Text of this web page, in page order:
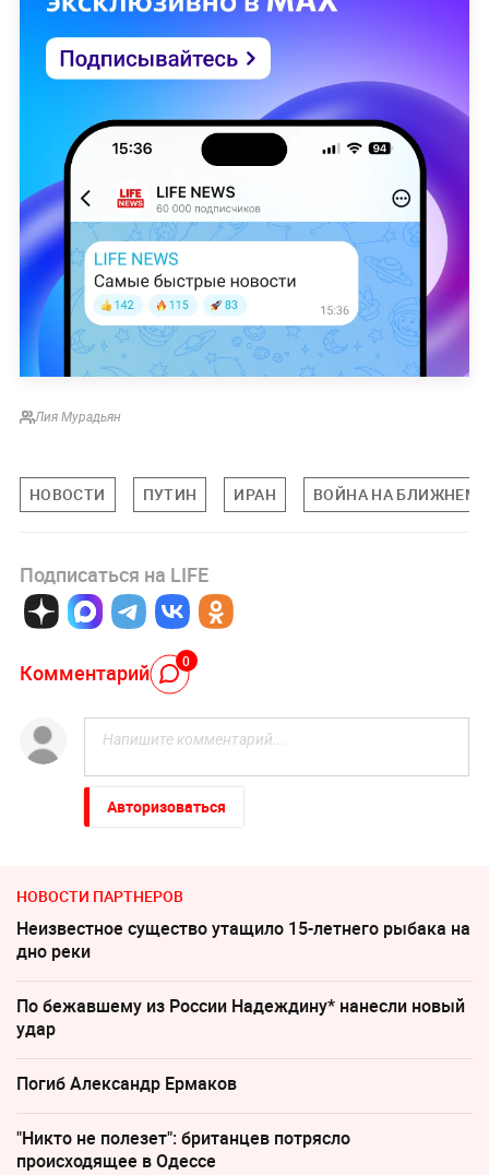
Лия Мурадьян
НОВОСТИ ПУТИН ИРАН ВОЙНА НА БЛИЖНЕМ
Подписаться на LIFE
Комментарий 0
Авторизоваться
НОВОСТИ ПАРТНЕРОВ
Неизвестное существо утащило 15-летнего рыбака на
дно реки
По бежавшему из России Надеждину* нанесли новый
удар
Погиб Александр Ермаков
"Никто не полезет": британцев потрясло
происходящее в Одессе